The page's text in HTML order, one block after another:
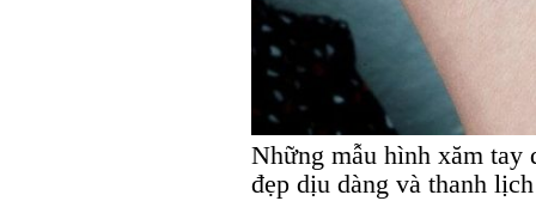
Những mẫu hình xăm tay
đẹp dịu dàng và thanh lịch